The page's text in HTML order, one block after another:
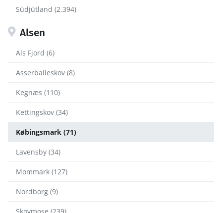
Südjütland (2.394)
Alsen
Als Fjord (6)
Asserballeskov (8)
Kegnæs (110)
Kettingskov (34)
Købingsmark (71)
Lavensby (34)
Mommark (127)
Nordborg (9)
Skovmose (239)